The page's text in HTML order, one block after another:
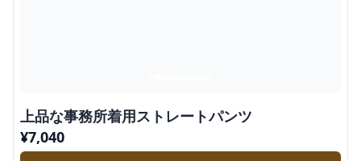
上品な事務所着用ストレートパンツ
¥7,040